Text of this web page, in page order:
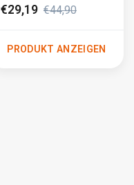
€29,19 €44,90
PRODUKT ANZEIGEN